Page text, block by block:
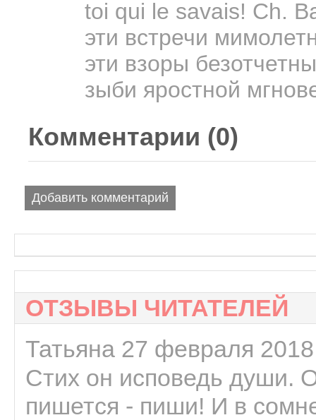
toi qui le savais! Ch.
эти встречи
эти взоры
зыби яростной
Комментарии (0)
Добавить комментарий
ОТЗЫВЫ ЧИТАТЕЛЕЙ
Татьяна 27 февраля
Стих он исповедь души.
пишется - пиши! И в